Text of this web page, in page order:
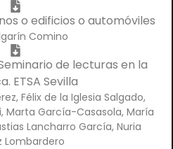
o edificios o automóviles
Comino
de lecturas en la
ETSA Sevilla
Félix de la Iglesia Salgado,
Marta García-Casasola, María
Lancharro García, Nuria
Lombardero